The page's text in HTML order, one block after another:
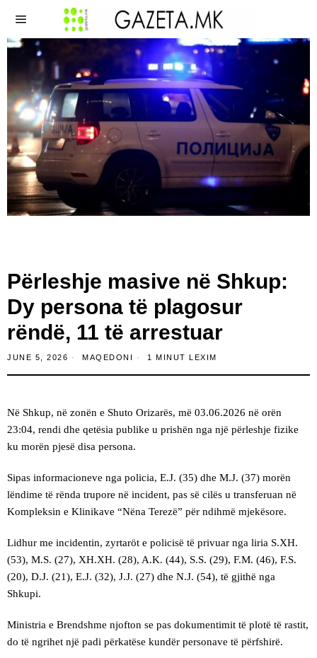
Përleshje masive në Shkup:
Dy persona të plagosur
rëndë, 11 të arrestuar
JUNE 5, 2026 MAQEDONI 1 MINUT LEXIM
Në Shkup, në zonën e Shuto Orizarës, më 03.06.2026 në orën
23:04, rendi dhe qetësia publike u prishën nga një përleshje fizike
ku morën pjesë disa persona.
Sipas informacioneve nga policia, E.J. (35) dhe M.J. (37) morën
lëndime të rënda trupore në incident, pas së cilës u transferuan në
Kompleksin e Klinikave “Nëna Terezë” për ndihmë mjekësore.
Lidhur me incidentin, zyrtaröt e policisë të privuar nga liria S.XH.
(53), M.S. (27), XH.XH. (28), A.K. (44), S.S. (29), F.M. (46), F.S.
(20), D.J. (21), E.J. (32), J.J. (27) dhe N.J. (54), të gjithë nga
Shkupi.
Ministria e Brendshme njofton se pas dokumentimit të plotë të rastit,
do të ngrihet një padi përkatëse kundër personave të përfshirë.